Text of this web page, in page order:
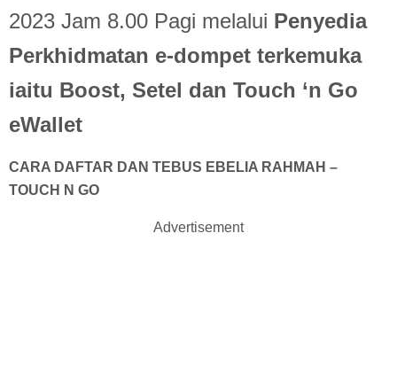
2023 Jam 8.00 Pagi melalui Penyedia
Perkhidmatan e-dompet terkemuka
iaitu Boost, Setel dan Touch ‘n Go
eWallet
CARA DAFTAR DAN TEBUS EBELIA RAHMAH –
TOUCH N GO
Advertisement